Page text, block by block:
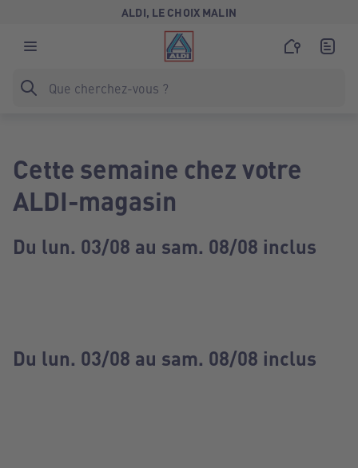
ALDI, LE CHOIX MALIN
Cette semaine chez votre
ALDI-magasin
Du lun. 03/08 au sam. 08/08 inclus
Du lun. 03/08 au sam. 08/08 inclus